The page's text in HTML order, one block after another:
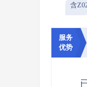
含
服务
优势